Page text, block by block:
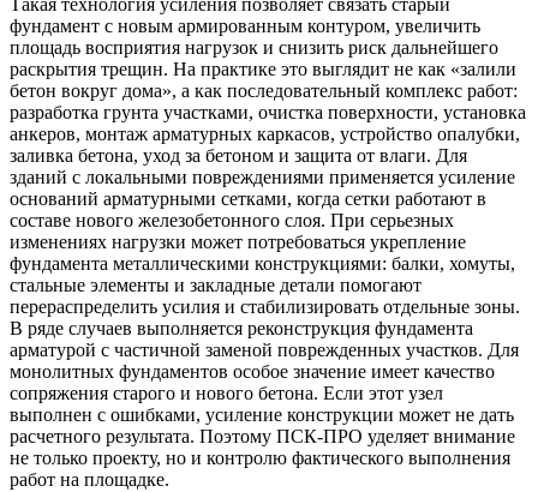
Такая технология усиления позволяет связать старый
фундамент с новым армированным контуром, увеличить
площадь восприятия нагрузок и снизить риск дальнейшего
раскрытия трещин. На практике это выглядит не как «залили
бетон вокруг дома», а как последовательный комплекс работ:
разработка грунта участками, очистка поверхности, установка
анкеров, монтаж арматурных каркасов, устройство опалубки,
заливка бетона, уход за бетоном и защита от влаги. Для
зданий с локальными повреждениями применяется усиление
оснований арматурными сетками, когда сетки работают в
составе нового железобетонного слоя. При серьезных
изменениях нагрузки может потребоваться укрепление
фундамента металлическими конструкциями: балки, хомуты,
стальные элементы и закладные детали помогают
перераспределить усилия и стабилизировать отдельные зоны.
В ряде случаев выполняется реконструкция фундамента
арматурой с частичной заменой поврежденных участков. Для
монолитных фундаментов особое значение имеет качество
сопряжения старого и нового бетона. Если этот узел
выполнен с ошибками, усиление конструкции может не дать
расчетного результата. Поэтому ПСК-ПРО уделяет внимание
не только проекту, но и контролю фактического выполнения
работ на площадке.